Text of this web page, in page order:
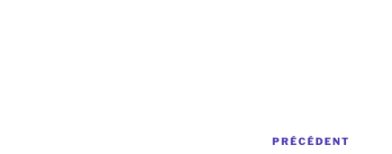
Navigation
Article
PRÉCÉDENT